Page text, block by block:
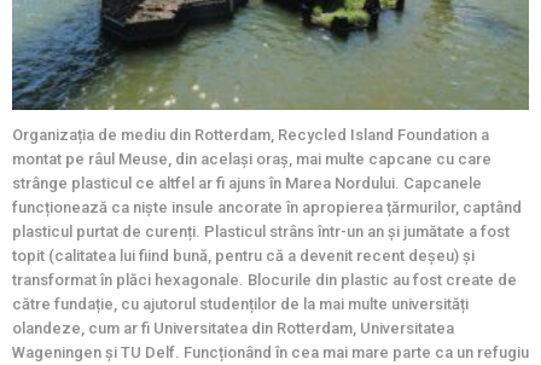
Organizația de mediu din Rotterdam, Recycled Island Foundation a
montat pe râul Meuse, din același oraș, mai multe capcane cu care
strânge plasticul ce altfel ar fi ajuns în Marea Nordului. Capcanele
funcționează ca niște insule ancorate în apropierea țărmurilor, captând
plasticul purtat de curenți. Plasticul strâns într-un an și jumătate a fost
topit (calitatea lui fiind bună, pentru că a devenit recent deșeu) și
transformat în plăci hexagonale. Blocurile din plastic au fost create de
către fundație, cu ajutorul studenților de la mai multe universități
olandeze, cum ar fi Universitatea din Rotterdam, Universitatea
Wageningen și TU Delf. Funcționând în cea mai mare parte ca un refugiu